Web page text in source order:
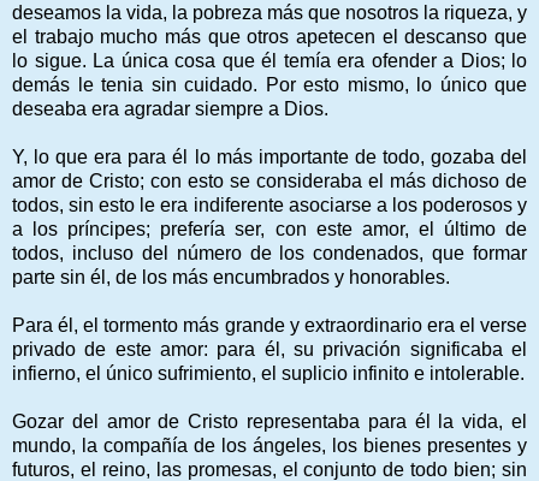
deseamos la vida, la pobreza más que nosotros la riqueza, y
el trabajo mucho más que otros apetecen el descanso que
lo sigue. La única cosa que él temía era ofender a Dios; lo
demás le tenia sin cuidado. Por esto mismo, lo único que
deseaba era agradar siempre a Dios.
Y, lo que era para él lo más importante de todo, gozaba del
amor de Cristo; con esto se consideraba el más dichoso de
todos, sin esto le era indiferente asociarse a los poderosos y
a los príncipes; prefería ser, con este amor, el último de
todos, incluso del número de los condenados, que formar
parte sin él, de los más encumbrados y honorables.
Para él, el tormento más grande y extraordinario era el verse
privado de este amor: para él, su privación significaba el
infierno, el único sufrimiento, el suplicio infinito e intolerable.
Gozar del amor de Cristo representaba para él la vida, el
mundo, la compañía de los ángeles, los bienes presentes y
futuros, el reino, las promesas, el conjunto de todo bien; sin